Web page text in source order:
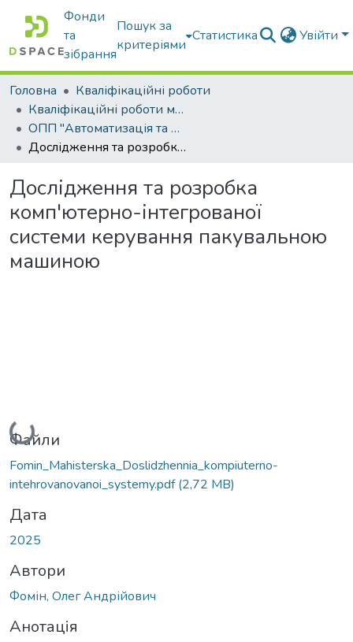
Фонди
та
зібрання
Пошук за
критеріями
Статистика Увійти
Головна
Кваліфікаційні роботи
Кваліфікаційні роботи магістрів
ОПП "Автоматизація та комп’ютерно-інтегровані технології"
Дослідження та розробка комп'ютерно-інтегрованої системи керування пакувальною машиною
Дослідження та розробка
комп'ютерно-інтегрованої
системи керування пакувальною
машиною
Вантажиться...
Файли
Fomin_Mahisterska_Doslidzhennia_kompiuterno-
intehrovanovanoi_systemy.pdf(2,72 MB)
Дата
2025
Автори
Фомін, Олег Андрійович
Анотація